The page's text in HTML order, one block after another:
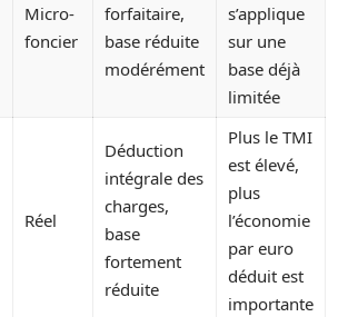
Micro-
foncier
forfaitaire,
base réduite
modérément
s’applique
sur une
base déjà
limitée
Réel
Déduction
intégrale des
charges,
base
fortement
réduite
Plus le TMI
est élevé,
plus
l’économie
par euro
déduit est
importante